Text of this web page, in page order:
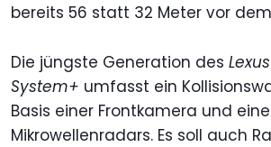
bereits 56 statt 32 Meter vor dem
Die jüngste Generation des
System+ umfasst ein
Basis einer Frontkamera und
Mikrowellenradars. Es soll auch